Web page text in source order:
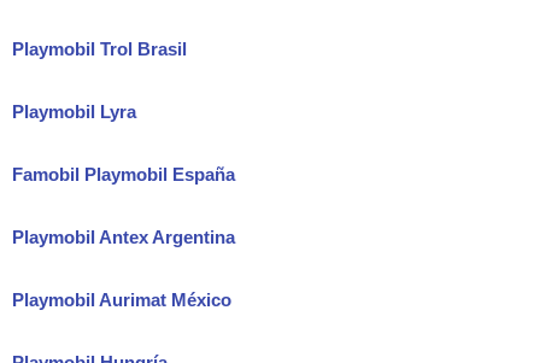
Playmobil Trol Brasil
Playmobil Lyra
Famobil Playmobil España
Playmobil Antex Argentina
Playmobil Aurimat México